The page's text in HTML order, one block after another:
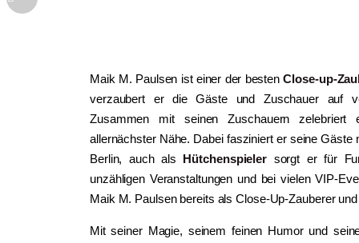
Maik M. Paulsen ist einer der bestenClose-up-
verzaubert er die Gäste und Zuschauer auf
Zusammen mit seinen Zuschauern zelebriert
allernächster Nähe. Dabei fasziniert er seine Gäste
Berlin, auch als Hütchenspieler sorgt er für
unzähligen Veranstaltungen und bei vielen VIP-
Maik M. Paulsen bereits als Close-Up-Zauberer
Mit seiner Magie, seinem feinen Humor und